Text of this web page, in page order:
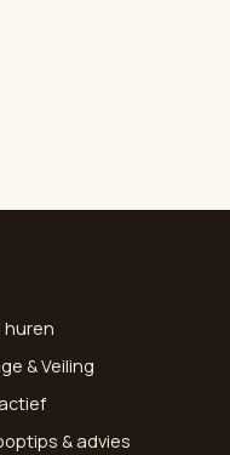
huren
& Veiling
& advies